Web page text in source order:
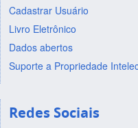
Cadastrar Usuário
Livro Eletrônico
Dados abertos
Suporte a Propriedade
Redes Sociais